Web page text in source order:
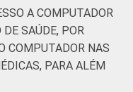
ou
93 7
93 6
A COMPUTADOR
SAÚDE, POR
COMPUTADOR NAS
PARA ALÉM